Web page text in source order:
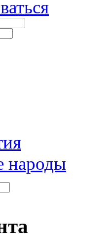
народы